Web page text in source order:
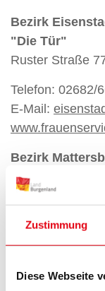
Zustimmung
Diese Webseite
Bezirk
"Die Tür"
Ruster Straße
Telefon: 02682/
E-Mail:
Bezirk
"Die Tür"
Brunnenplatz 3/
Bezirk